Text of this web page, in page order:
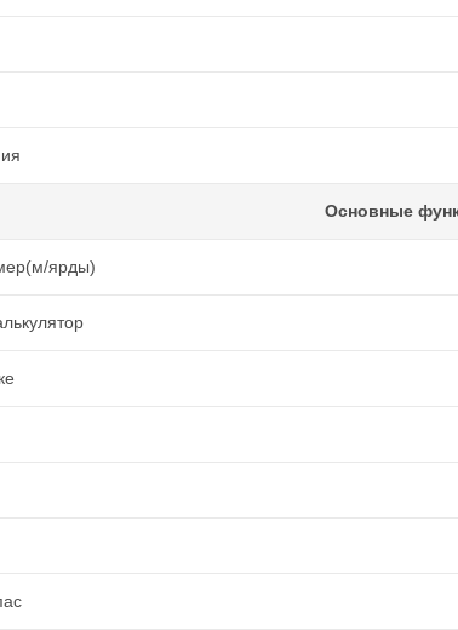
Основные
ярды)